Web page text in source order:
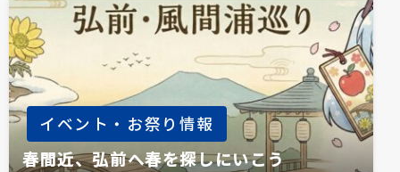
イベント・お祭り情報
春間近、弘前へ春を探しにいこう